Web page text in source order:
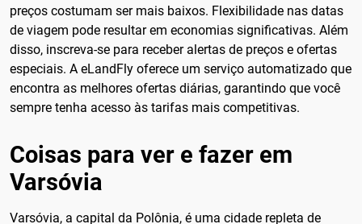
preços costumam ser mais baixos. Flexibilidade nas datas
de viagem pode resultar em economias significativas. Além
disso, inscreva-se para receber alertas de preços e ofertas
especiais. A eLandFly oferece um serviço automatizado que
encontra as melhores ofertas diárias, garantindo que você
sempre tenha acesso às tarifas mais competitivas.
Coisas para ver e fazer em
Varsóvia
Varsóvia, a capital da Polônia, é uma cidade repleta de